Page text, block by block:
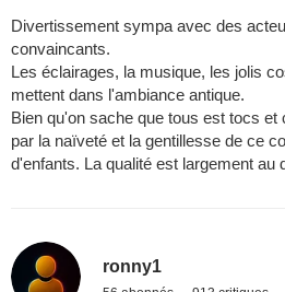
Divertissement sympa avec des
convaincants.
Les éclairages, la musique, les jolis
mettent dans l'ambiance antique.
Bien qu'on sache que tous est tocs
par la naïveté et la gentillesse de ce
d'enfants. La qualité est largement au
ronny1